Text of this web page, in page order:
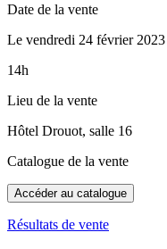
Date de la vente
Le vendredi 24 février 2023
14h
Lieu de la vente
Hôtel Drouot, salle 16
Catalogue de la vente
Accéder au catalogue
Résultats de vente